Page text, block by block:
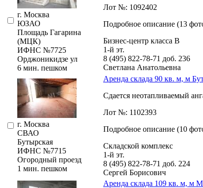
г. Москва
ЮЗАО
Площадь Гагарина
(МЦК)
ИФНС №7725
Орджоникидзе ул
6 мин. пешком
Лот №: 1092402
Подробное описание (13
Бизнес-центр класса В
1-й эт.
8 (495) 822-78-71 доб. 236
Светлана Анатольевна
г. Москва
СВАО
Бутырская
ИФНС №7715
Огородный проезд
1 мин. пешком
Аренда склада 90 кв. м, м
Сдается неотапливаемый
Лот №: 1102393
Подробное описание (10
Складской комплекс
1-й эт.
8 (495) 822-78-71 доб. 224
Сергей Борисович
Аренда склада 109 кв. м, м